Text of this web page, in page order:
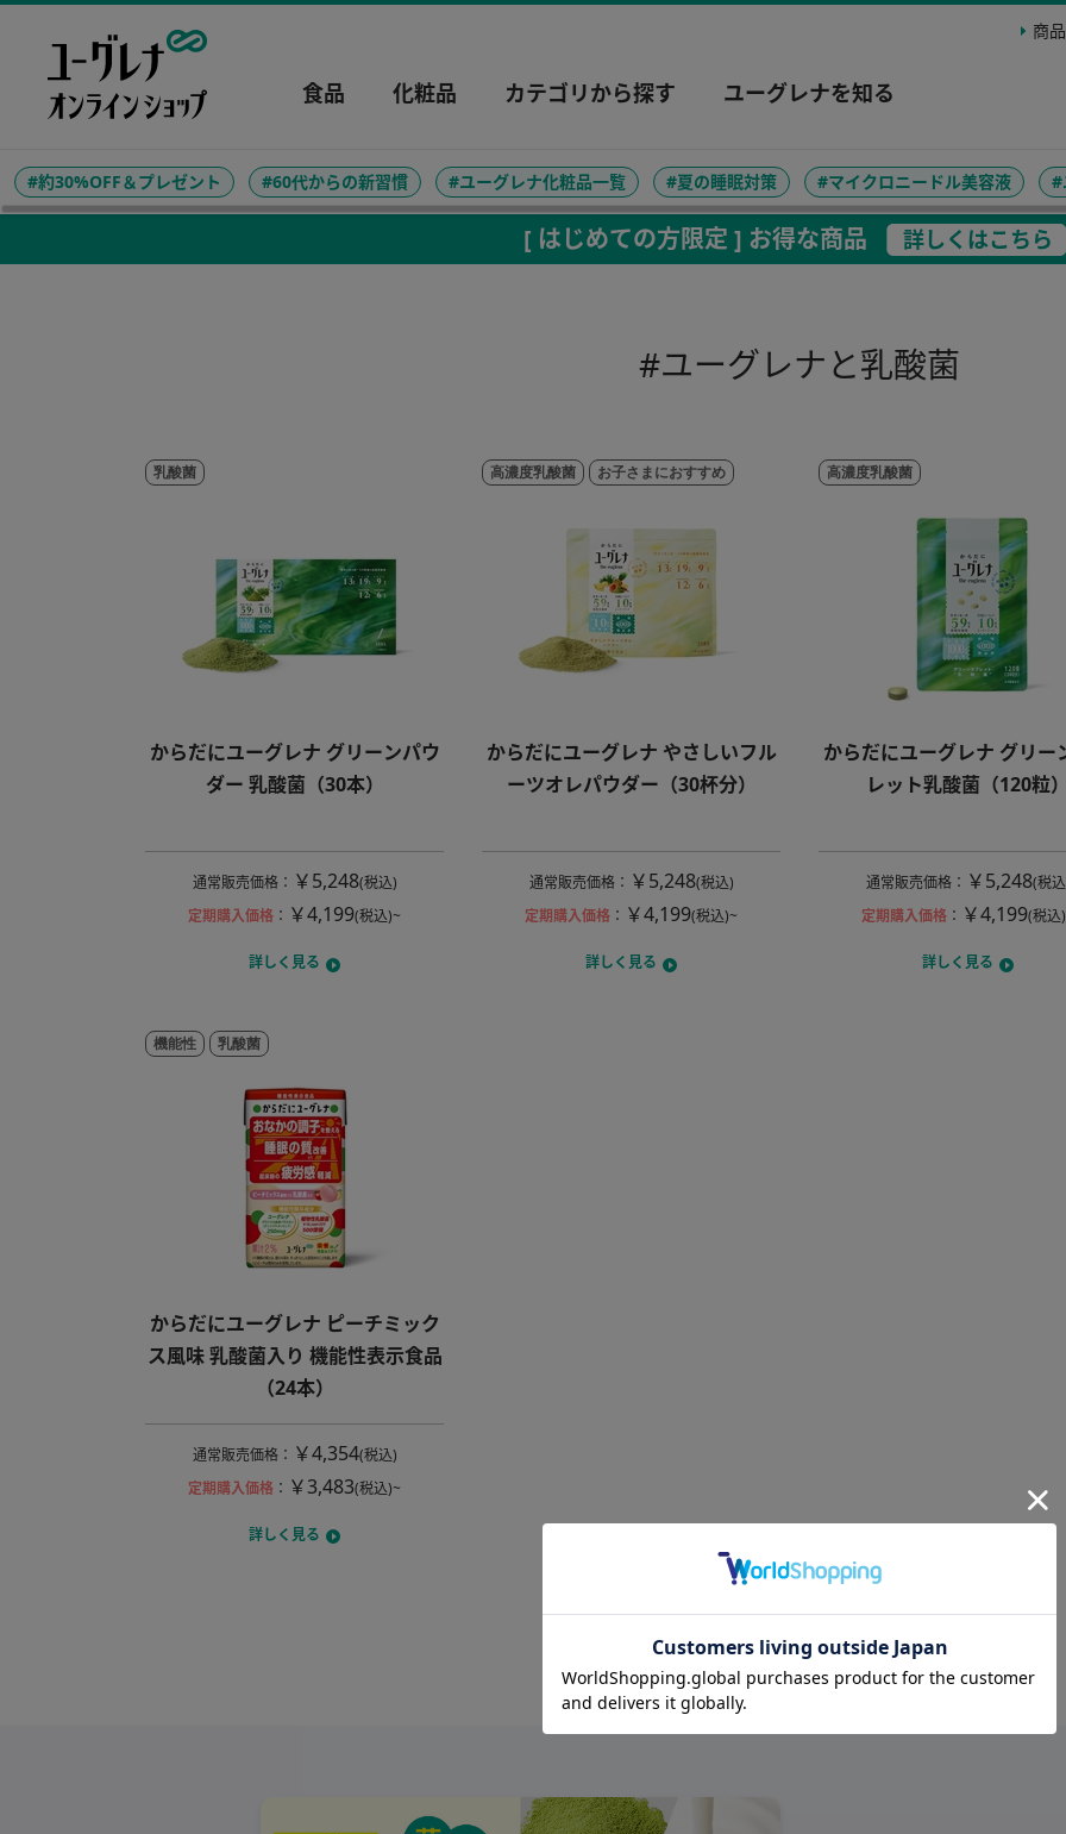
[ はじめての方限定 ] お得な商品 詳しくはこちら
食品 化粧品 カテゴリから探す ユーグレナを知る
商
#約30%OFF＆プレゼント #60代からの新習慣 #ユーグレナ化粧品一覧 #夏の睡眠対策 #マイクロニードル美容液 #
#ユーグレナと乳酸菌
乳酸菌
からだにユーグレナ グリーンパウ
ダー 乳酸菌（30本）
通常販売価格： ￥5,248(税込)
定期購入価格 ： ￥4,199(税込)~
詳しく見る
高濃度乳酸菌 お子さまにおすすめ
からだにユーグレナ やさしいフル
ーツオレパウダー（30杯分）
通常販売価格： ￥5,248(税込)
定期購入価格 ： ￥4,199(税込)~
詳しく見る
高濃度乳酸菌
からだにユーグレナ グリー
レット乳酸菌（120粒）
通常販売価格： ￥5,248(税
定期購入価格 ： ￥4,199(税込
詳しく見る
機能性 乳酸菌
からだにユーグレナ ピーチミック
ス風味 乳酸菌入り 機能性表示食品
（24本）
通常販売価格： ￥4,354(税込)
定期購入価格 ： ￥3,483(税込)~
詳しく見る